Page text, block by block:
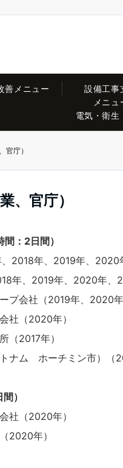
善メニュー
設備工事
メニュ
電気・衛生
官庁）
、官庁）
間：2日間）
2018年、2019年、2020
年、2019年、2020年、
プ会社（2019年、2020年
社（2020年）
（2017年）
ナム ホーチミン市）（
）
社（2020年）
2020年）